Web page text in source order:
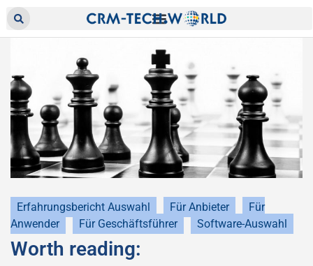
Erfahrungsbericht Auswahl Für Anbieter
Für
Anwender
Für Geschäftsführer Software-Auswahl
Worth reading: